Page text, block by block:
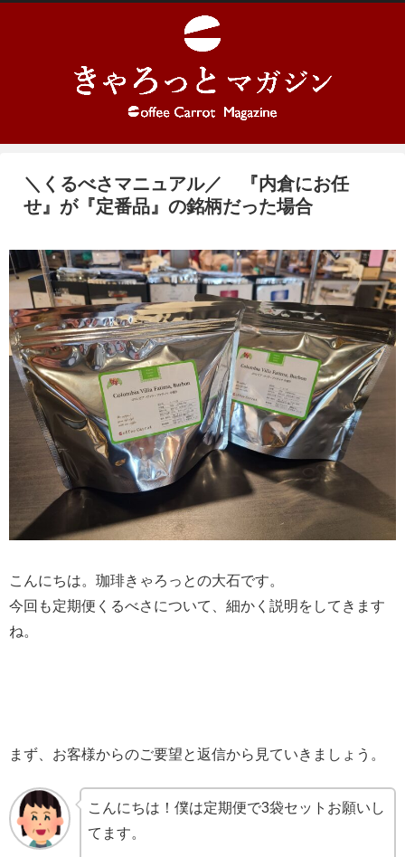
＼くるべさマニュアル／ 『内倉にお任
せ』が『定番品』の銘柄だった場合
こんにちは。珈琲きゃろっとの大石です。
今回も定期便くるべさについて、細かく説明をしてきます
ね。
まず、お客様からのご要望と返信から見ていきましょう。
こんにちは！僕は定期便で3袋セットお願いし
てます。